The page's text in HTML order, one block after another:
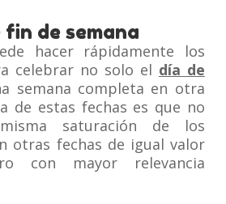
fin de semana
hacer rápidamente los
celebrar no solo el día de
semana completa en otra
de estas fechas es que no
saturación de los
otras fechas de igual valor
con mayor relevancia